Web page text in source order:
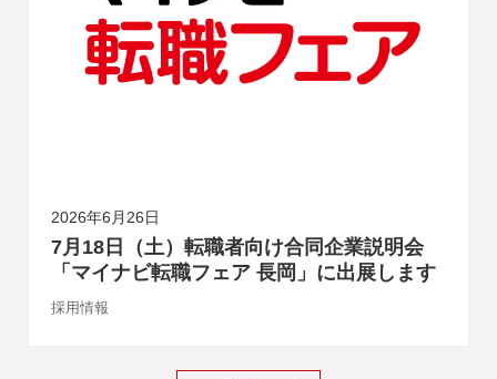
2026年6月26日
7月18日（土）転職者向け合同企業説明会
「マイナビ転職フェア 長岡」に出展します
採用情報